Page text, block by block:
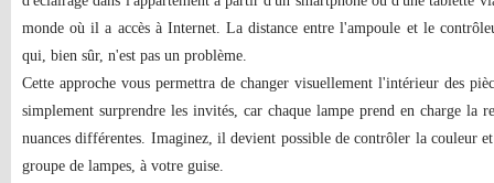
monde où il a accès à Internet. La distance entre l'ampoule et le
qui, bien sûr, n'est pas un problème.
Cette approche vous permettra de changer visuellement l'intérieur des
simplement surprendre les invités, car chaque lampe prend en charge la
nuances différentes. Imaginez, il devient possible de contrôler la couleur
groupe de lampes, à votre guise.